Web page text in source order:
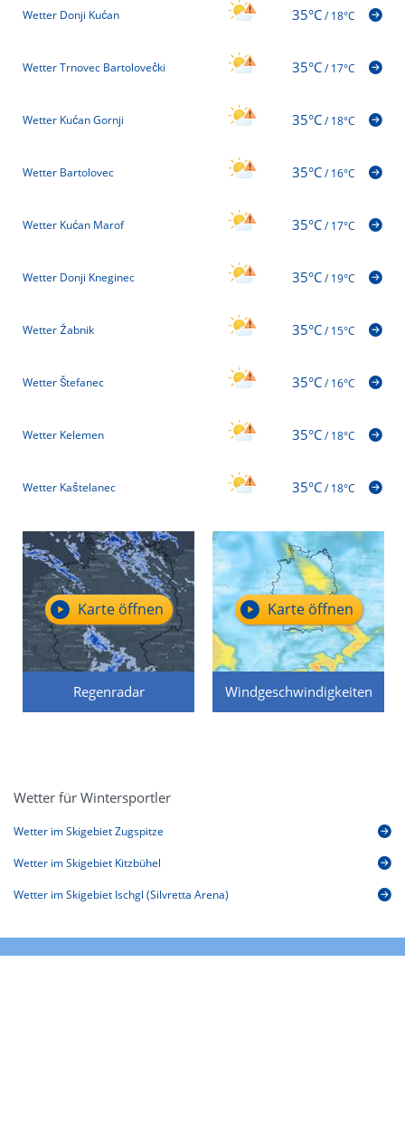
Wetter Donji Kućan 35°C/18°C
Wetter Trnovec Bartolovečki 35°C/17°C
Wetter Kućan Gornji 35°C/18°C
Wetter Bartolovec 35°C/16°C
Wetter Kućan Marof 35°C/17°C
Wetter Donji Kneginec 35°C/19°C
Wetter Žabnik 35°C/15°C
Wetter Štefanec 35°C/16°C
Wetter Kelemen 35°C/18°C
Wetter Kaštelanec 35°C/18°C
Regenradar
Karte öffnen
Windgeschwindigkeiten
Karte öffnen
Wetter für Wintersportler
Wetter im Skigebiet Zugspitze
Wetter im Skigebiet Kitzbühel
Wetter im Skigebiet Ischgl (Silvretta Arena)